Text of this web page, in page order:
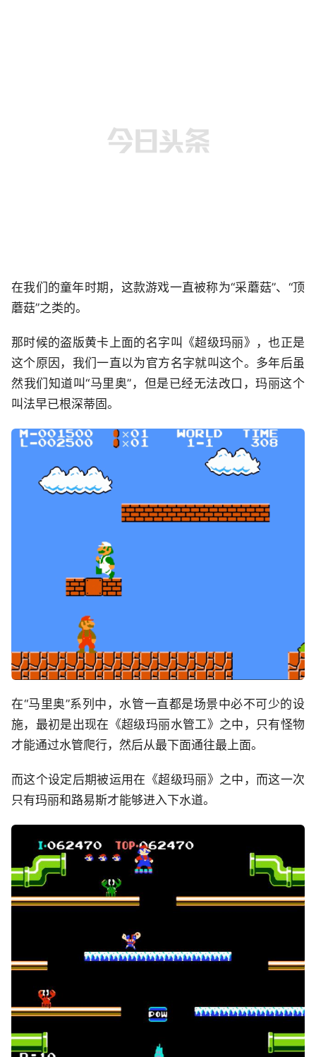
在我们的童年时期，这款游戏一直被称为“采蘑菇”、“顶
蘑菇”之类的。
那时候的盗版黄卡上面的名字叫《超级玛丽》，也正是
这个原因，我们一直以为官方名字就叫这个。多年后虽
然我们知道叫“马里奥”，但是已经无法改口，玛丽这个
叫法早已根深蒂固。
在“马里奥”系列中，水管一直都是场景中必不可少的设
施，最初是出现在《超级玛丽水管工》之中，只有怪物
才能通过水管爬行，然后从最下面通往最上面。
而这个设定后期被运用在《超级玛丽》之中，而这一次
只有玛丽和路易斯才能够进入下水道。